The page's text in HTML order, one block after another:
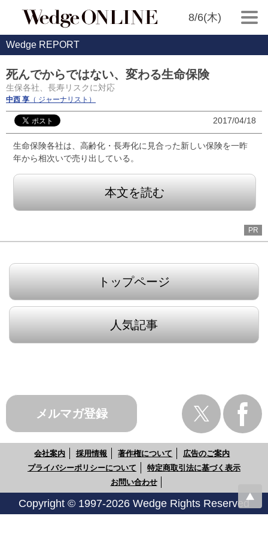
8/6(木)
Wedge REPORT
死んでからではない、変わる生命保険
生保各社、長寿リスクに対応
中西 享 （ ジャーナリスト）
2017/04/18
生命保険各社は、高齢化・長寿化に見合った新しい保険を一昨
年から相次いで売り出している。
本文を読む
PR
トップページ
人気記事
メルマガ登録
会社案内 採用情報 著作権について
広告のご案内
プライバシーポリシーについて
特定商取引法に基づく表示
お問い合わせ
Copyright © 1997-2026 Wedge Rights Reserved